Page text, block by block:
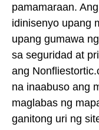
pamamaraan.
idinisenyo upang
upang gumawa
sa seguridad at
ang
na inaabuso ang
maglabas ng
ganitong uri ng